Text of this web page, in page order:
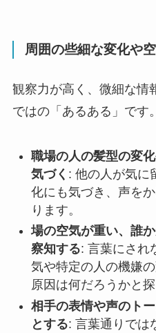
周囲の些細な変化や
観察力が高く、微細な情
ではの「あるある」です。
職場の人の髪型の変
気づく : 他の人が気に
化にも気づき、声を
ります。
場の空気が重い、誰
察知する: 言葉にされ
気や特定の人の機嫌
原因は何だろうかと
相手の表情や声のト
とする: 言葉通りでは